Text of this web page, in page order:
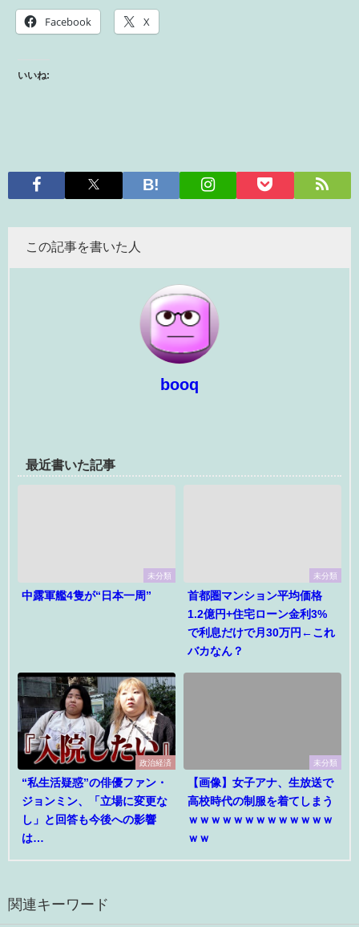
Facebook X
いいね:
この記事を書いた人
booq
最近書いた記事
未分類
中露軍艦4隻が“日本一周”
未分類
首都圏マンション平均価格
1.2億円+住宅ローン金利3%
で利息だけで月30万円←これ
バカなん？
政治経済
“私生活疑惑”の俳優ファン・
ジョンミン、「立場に変更な
し」と回答も今後への影響
は…
未分類
【画像】女子アナ、生放送で
高校時代の制服を着てしまう
ｗｗｗｗｗｗｗｗｗｗｗｗｗ
ｗｗ
関連キーワード